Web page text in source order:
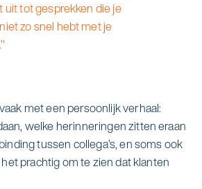
uit tot gesprekken die je
zo snel hebt met je
met een persoonlijk verhaal:
welke herinneringen zitten eraan
tussen collega’s, en soms ook
prachtig om te zien dat klanten